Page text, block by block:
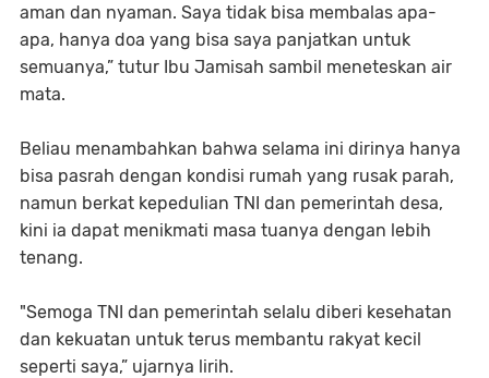
aman dan nyaman. Saya tidak bisa membalas apa-
apa, hanya doa yang bisa saya panjatkan untuk
semuanya,” tutur Ibu Jamisah sambil meneteskan air
mata.
Beliau menambahkan bahwa selama ini dirinya hanya
bisa pasrah dengan kondisi rumah yang rusak parah,
namun berkat kepedulian TNI dan pemerintah desa,
kini ia dapat menikmati masa tuanya dengan lebih
tenang.
"Semoga TNI dan pemerintah selalu diberi kesehatan
dan kekuatan untuk terus membantu rakyat kecil
seperti saya,” ujarnya lirih.